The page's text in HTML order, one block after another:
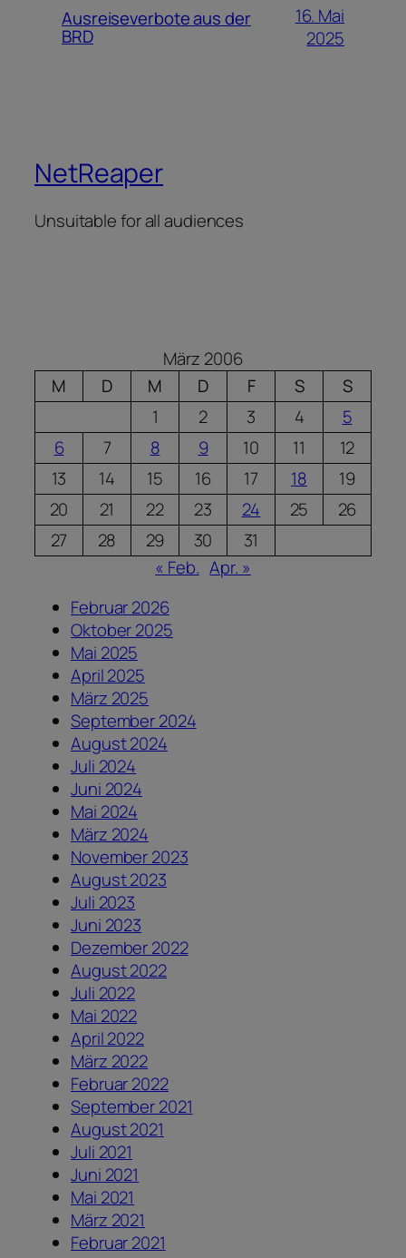
Ausreiseverbote aus der
BRD
16. Mai
2025
NetReaper
Unsuitable for all audiences
März 2006
M
D M D F S
S
1
2 3 4
5
6
7 8 9 10 11
12
13
14 15 16 17 18
19
20
21 22 23 24 25
26
27
28 29 30
31
« Feb. Apr. »
Februar 2026
Oktober 2025
Mai 2025
April 2025
März 2025
September 2024
August 2024
Juli 2024
Juni 2024
Mai 2024
März 2024
November 2023
August 2023
Juli 2023
Juni 2023
Dezember 2022
August 2022
Juli 2022
Mai 2022
April 2022
März 2022
Februar 2022
September 2021
August 2021
Juli 2021
Juni 2021
Mai 2021
März 2021
Februar 2021